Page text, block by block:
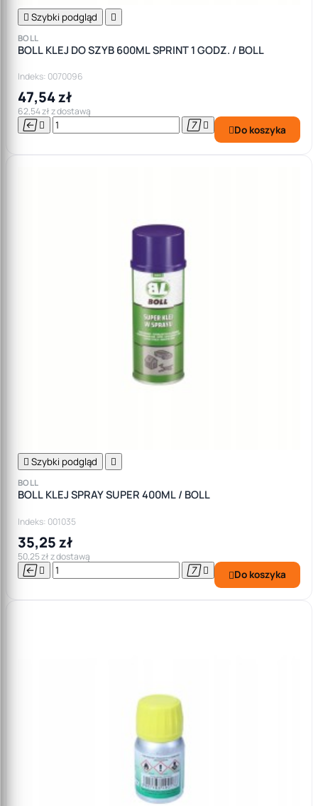
 Szybki podgląd 
BOLL
BOLL KLEJ DO SZYB 600ML SPRINT 1 GODZ. / BOLL
Indeks: 0070096
47,54 zł
62,54 zł z dostawą
    Do koszyka
 Szybki podgląd 
BOLL
BOLL KLEJ SPRAY SUPER 400ML / BOLL
Indeks: 001035
35,25 zł
50,25 zł z dostawą
    Do koszyka